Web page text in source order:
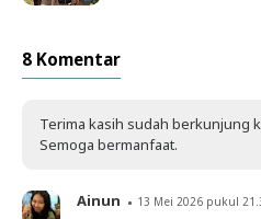
8 Komentar
Terima kasih sudah berkunjung
Semoga bermanfaat.
Ainun 13 Mei 2026 pukul